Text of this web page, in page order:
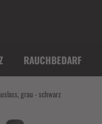
RAUCHBEDARF
grau - schwarz